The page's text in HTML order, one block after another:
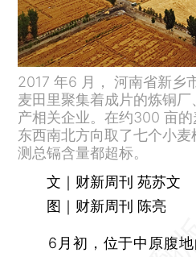
2017 年6 月， 河南省新乡
麦田里聚集着成片的炼铜
产相关企业。在约300 亩
东西南北方向取了七个小
测总镉含量都超标。
文｜财新周刊 苑苏文
图｜财新周刊 陈亮
6月初，位于中原腹地